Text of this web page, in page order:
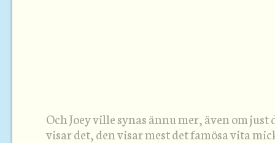
Och Joey ville synas ännu mer, även om
visar det, den visar mest det famösa vita